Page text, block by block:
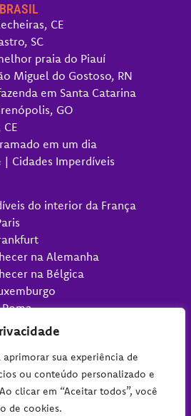
sua experiência de
ou conteúdo personalizado e
clicar em “Aceitar todos”, você
de cookies.
CE
SC
praia do Piauí
Miguel do Gostoso, RN
em Santa Catarina
GO
em um dia
| Cidades Imperdíveis
do interior da França
na Alemanha
na Bélgica
de diversões da Europa
(guia completo)